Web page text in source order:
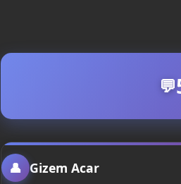
Gizem Acar